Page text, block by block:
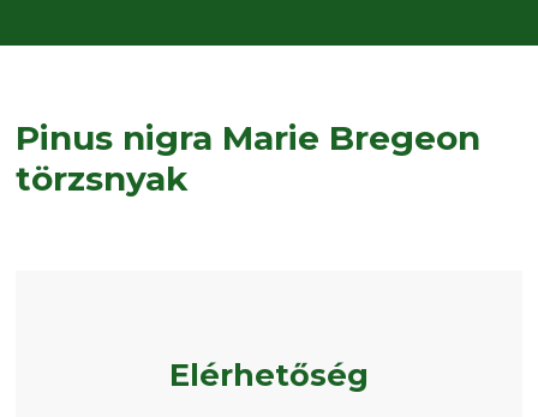
Pinus nigra Marie Bregeon
törzsnyak
Elérhetőség